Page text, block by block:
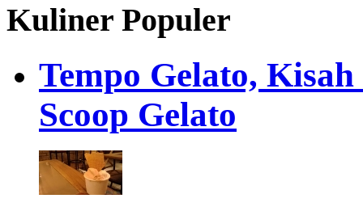
Kuliner Populer
Tempo Gelato,
Scoop Gelato